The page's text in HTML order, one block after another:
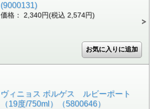
(9000131)
価格： 2,340円(税込 2,574円)
ヴィニョス ボルゲス ルビーポート
（19度/750ml）（5800646）